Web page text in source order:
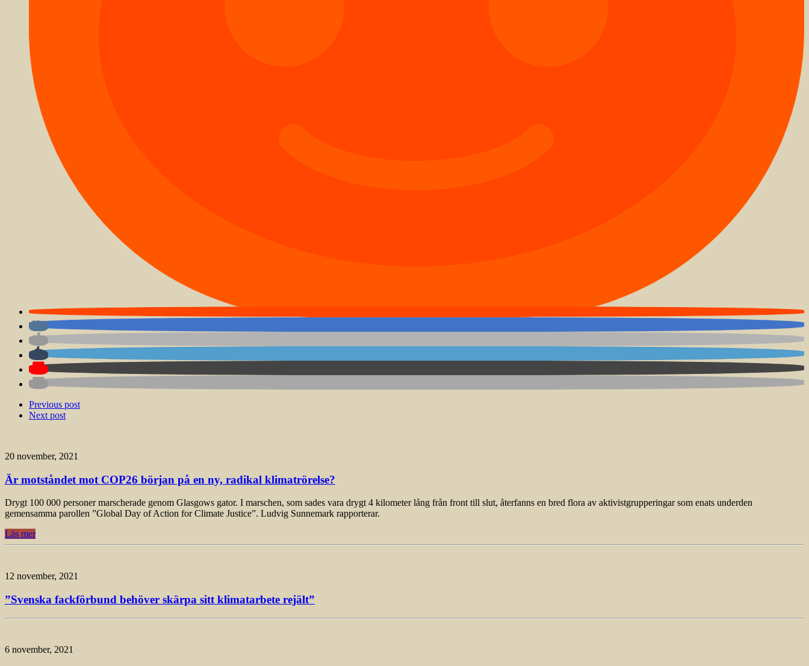
Previous post
Next post
20 november, 2021
Är motståndet mot COP26 början på en ny, radikal klimatrörelse?
Drygt 100 000 personer marscherade genom Glasgows gator. I marschen, som sades vara drygt 4 kilometer lång från front till slut, återfanns en bred flora av aktivistgrupperingar som enats underden
gemensamma parollen ”Global Day of Action for Climate Justice”. Ludvig Sunnemark rapporterar.
Läs mer
12 november, 2021
”Svenska fackförbund behöver skärpa sitt klimatarbete rejält”
6 november, 2021